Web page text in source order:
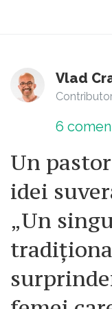
Vlad
6
Un
idei
„Un